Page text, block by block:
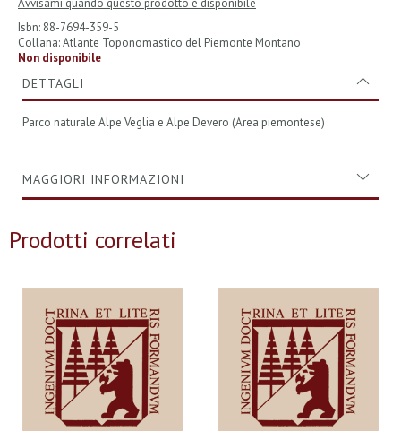
Avvisami quando questo prodotto è disponibile
Isbn: 88-7694-359-5
Collana: Atlante Toponomastico del Piemonte Montano
Non disponibile
DETTAGLI
Parco naturale Alpe Veglia e Alpe Devero (Area piemontese)
MAGGIORI INFORMAZIONI
Prodotti correlati